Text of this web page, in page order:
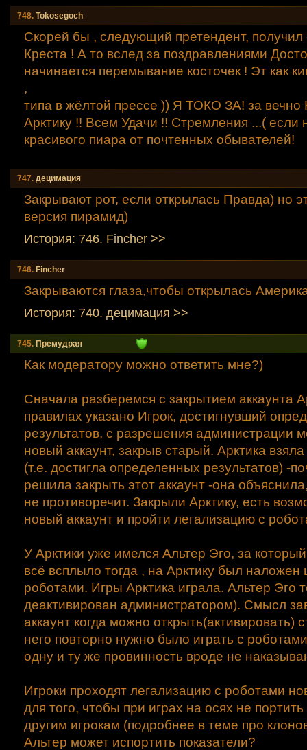
748. Tokosegoch
Скорей бы , следующий претендент, получил
Креста ! А то вслед за поздравлениями
начинается перемывание косточек ! Эт как
,
типа в жёлтой прессе )) Я ТОКО ЗА! за вечно
Арктику !! Всем Удачи !! Стремления ...( если
красивого пиара от почтенных обывателей!
747. децимация
Закрывают рот, если открылась Правда) но
версия пирамид)
История: 746. Fincher >>
746. Fincher
Закрываются глаза,чтобы открылась
История: 740. децимация >>
745. Премудрая
Как модератору можно ответить мне?)
Сначала разберемся с закрытием аккаунта
правилах указано Игрок, достигнувший
результатов, с разрешения администрации
новый аккаунт, закрыв старый. Арктика
(т.е. достигла определенных результатов) -
решила закрыть этот аккаунт -она
не противоречит. Закрыли Арктику, есть
новый аккаунт и пройти легализацию с
У Арктики уже имелся Альтер Эго, за который
всё всплыло тогда , на Арктику был
роботами. Игры Арктика играла. Альтер Эго
деактивирован администратором). Смысл
аккаунт когда можно открыть(активировать)
него повторно нужно было играть с
одну и ту же провинность вроде не
Игроки проходят легализацию с роботами
для того, чтобы при играх на осях не портить
другим игрокам (подробнее в теме про
Альтер может испортить показатели?